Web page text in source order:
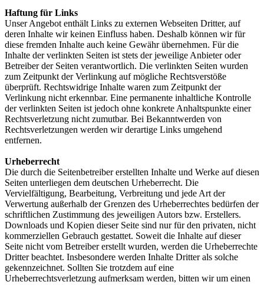
Haftung für Links
Unser Angebot enthält Links zu externen Webseiten Dritter, auf
deren Inhalte wir keinen Einfluss haben. Deshalb können wir für
diese fremden Inhalte auch keine Gewähr übernehmen. Für die
Inhalte der verlinkten Seiten ist stets der jeweilige Anbieter oder
Betreiber der Seiten verantwortlich. Die verlinkten Seiten wurden
zum Zeitpunkt der Verlinkung auf mögliche Rechtsverstöße
überprüft. Rechtswidrige Inhalte waren zum Zeitpunkt der
Verlinkung nicht erkennbar. Eine permanente inhaltliche Kontrolle
der verlinkten Seiten ist jedoch ohne konkrete Anhaltspunkte einer
Rechtsverletzung nicht zumutbar. Bei Bekanntwerden von
Rechtsverletzungen werden wir derartige Links umgehend
entfernen.
Urheberrecht
Die durch die Seitenbetreiber erstellten Inhalte und Werke auf diesen
Seiten unterliegen dem deutschen Urheberrecht. Die
Vervielfältigung, Bearbeitung, Verbreitung und jede Art der
Verwertung außerhalb der Grenzen des Urheberrechtes bedürfen der
schriftlichen Zustimmung des jeweiligen Autors bzw. Erstellers.
Downloads und Kopien dieser Seite sind nur für den privaten, nicht
kommerziellen Gebrauch gestattet. Soweit die Inhalte auf dieser
Seite nicht vom Betreiber erstellt wurden, werden die Urheberrechte
Dritter beachtet. Insbesondere werden Inhalte Dritter als solche
gekennzeichnet. Sollten Sie trotzdem auf eine
Urheberrechtsverletzung aufmerksam werden, bitten wir um einen